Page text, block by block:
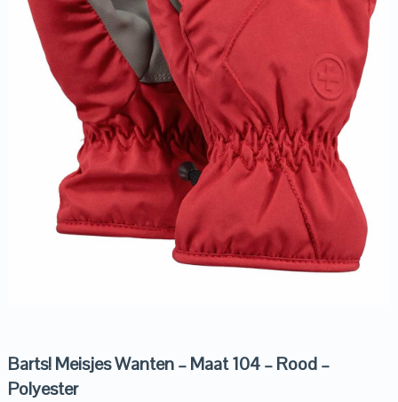
Barts! Meisjes Wanten – Maat 104 – Rood –
Polyester